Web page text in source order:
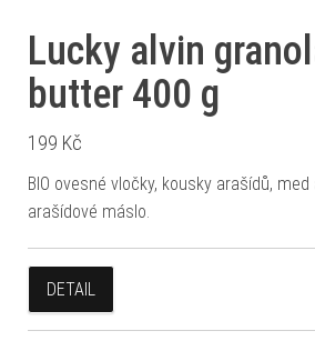
Lucky alvin
butter 400 g
199 Kč
BIO ovesné vločky, kousky arašídů,
arašídové máslo.
DETAIL